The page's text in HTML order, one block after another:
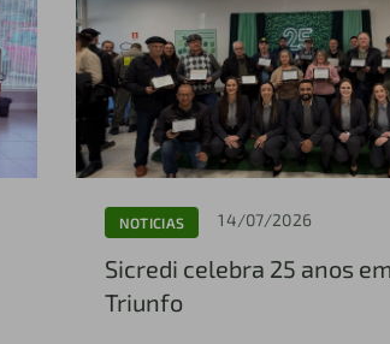
NOTICIAS 14/07/2026
Sicredi celebra 25 anos
Triunfo